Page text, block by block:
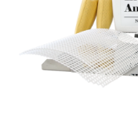
adaptateurs
inclut déjà une
entier et une
d`insatisfaction.
votre langue.